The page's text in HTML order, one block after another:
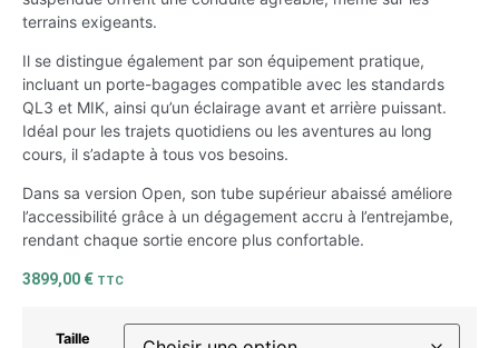
terrains exigeants.
Il se distingue également par son équipement pratique,
incluant un porte-bagages compatible avec les standards
QL3 et MIK, ainsi qu’un éclairage avant et arrière puissant.
Idéal pour les trajets quotidiens ou les aventures au long
cours, il s’adapte à tous vos besoins.
Dans sa version Open, son tube supérieur abaissé améliore
l’accessibilité grâce à un dégagement accru à l’entrejambe,
rendant chaque sortie encore plus confortable.
3899,00 € TTC
Taille